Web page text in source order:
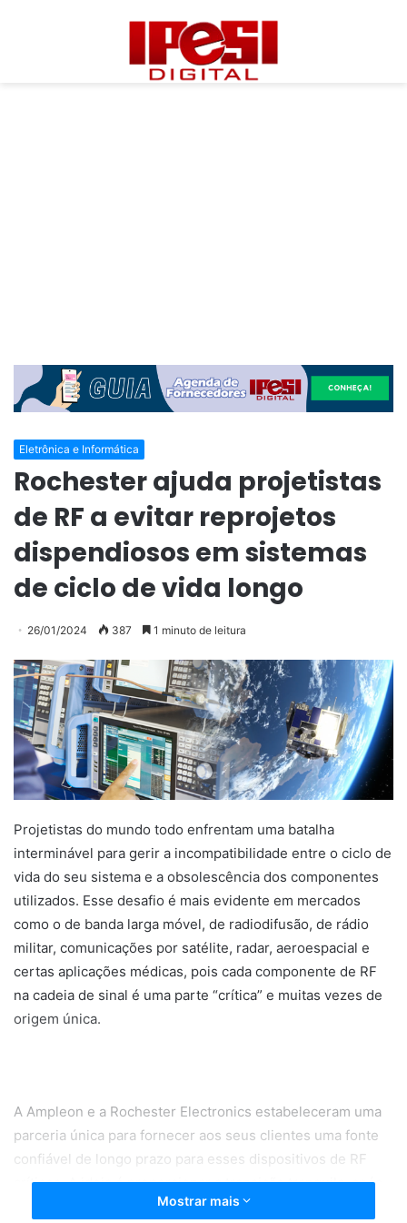
Eletrônica e Informática
Rochester ajuda projetistas
de RF a evitar reprojetos
dispendiosos em sistemas
de ciclo de vida longo
26/01/2024 387 1 minuto de leitura
Projetistas do mundo todo enfrentam uma batalha
interminável para gerir a incompatibilidade entre o ciclo de
vida do seu sistema e a obsolescência dos componentes
utilizados. Esse desafio é mais evidente em mercados
como o de banda larga móvel, de radiodifusão, de rádio
militar, comunicações por satélite, radar, aeroespacial e
certas aplicações médicas, pois cada componente de RF
na cadeia de sinal é uma parte “crítica” e muitas vezes de
origem única.
A Ampleon e a Rochester Electronics estabeleceram uma
parceria única para fornecer aos seus clientes uma fonte
confiável de longo prazo para esses dispositivos de RF
críticos. A ideia é proporcionar a transição tranquila, após
uma última compra, para um parceiro de fabricação
Mostrar mais